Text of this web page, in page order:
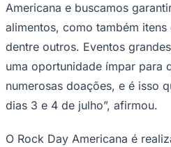
Americana e buscamos
alimentos, como também itens
dentre outros. Eventos
uma oportunidade ímpar para
numerosas doações, e é isso
dias 3 e 4 de julho”, afirmou.
O Rock Day Americana é